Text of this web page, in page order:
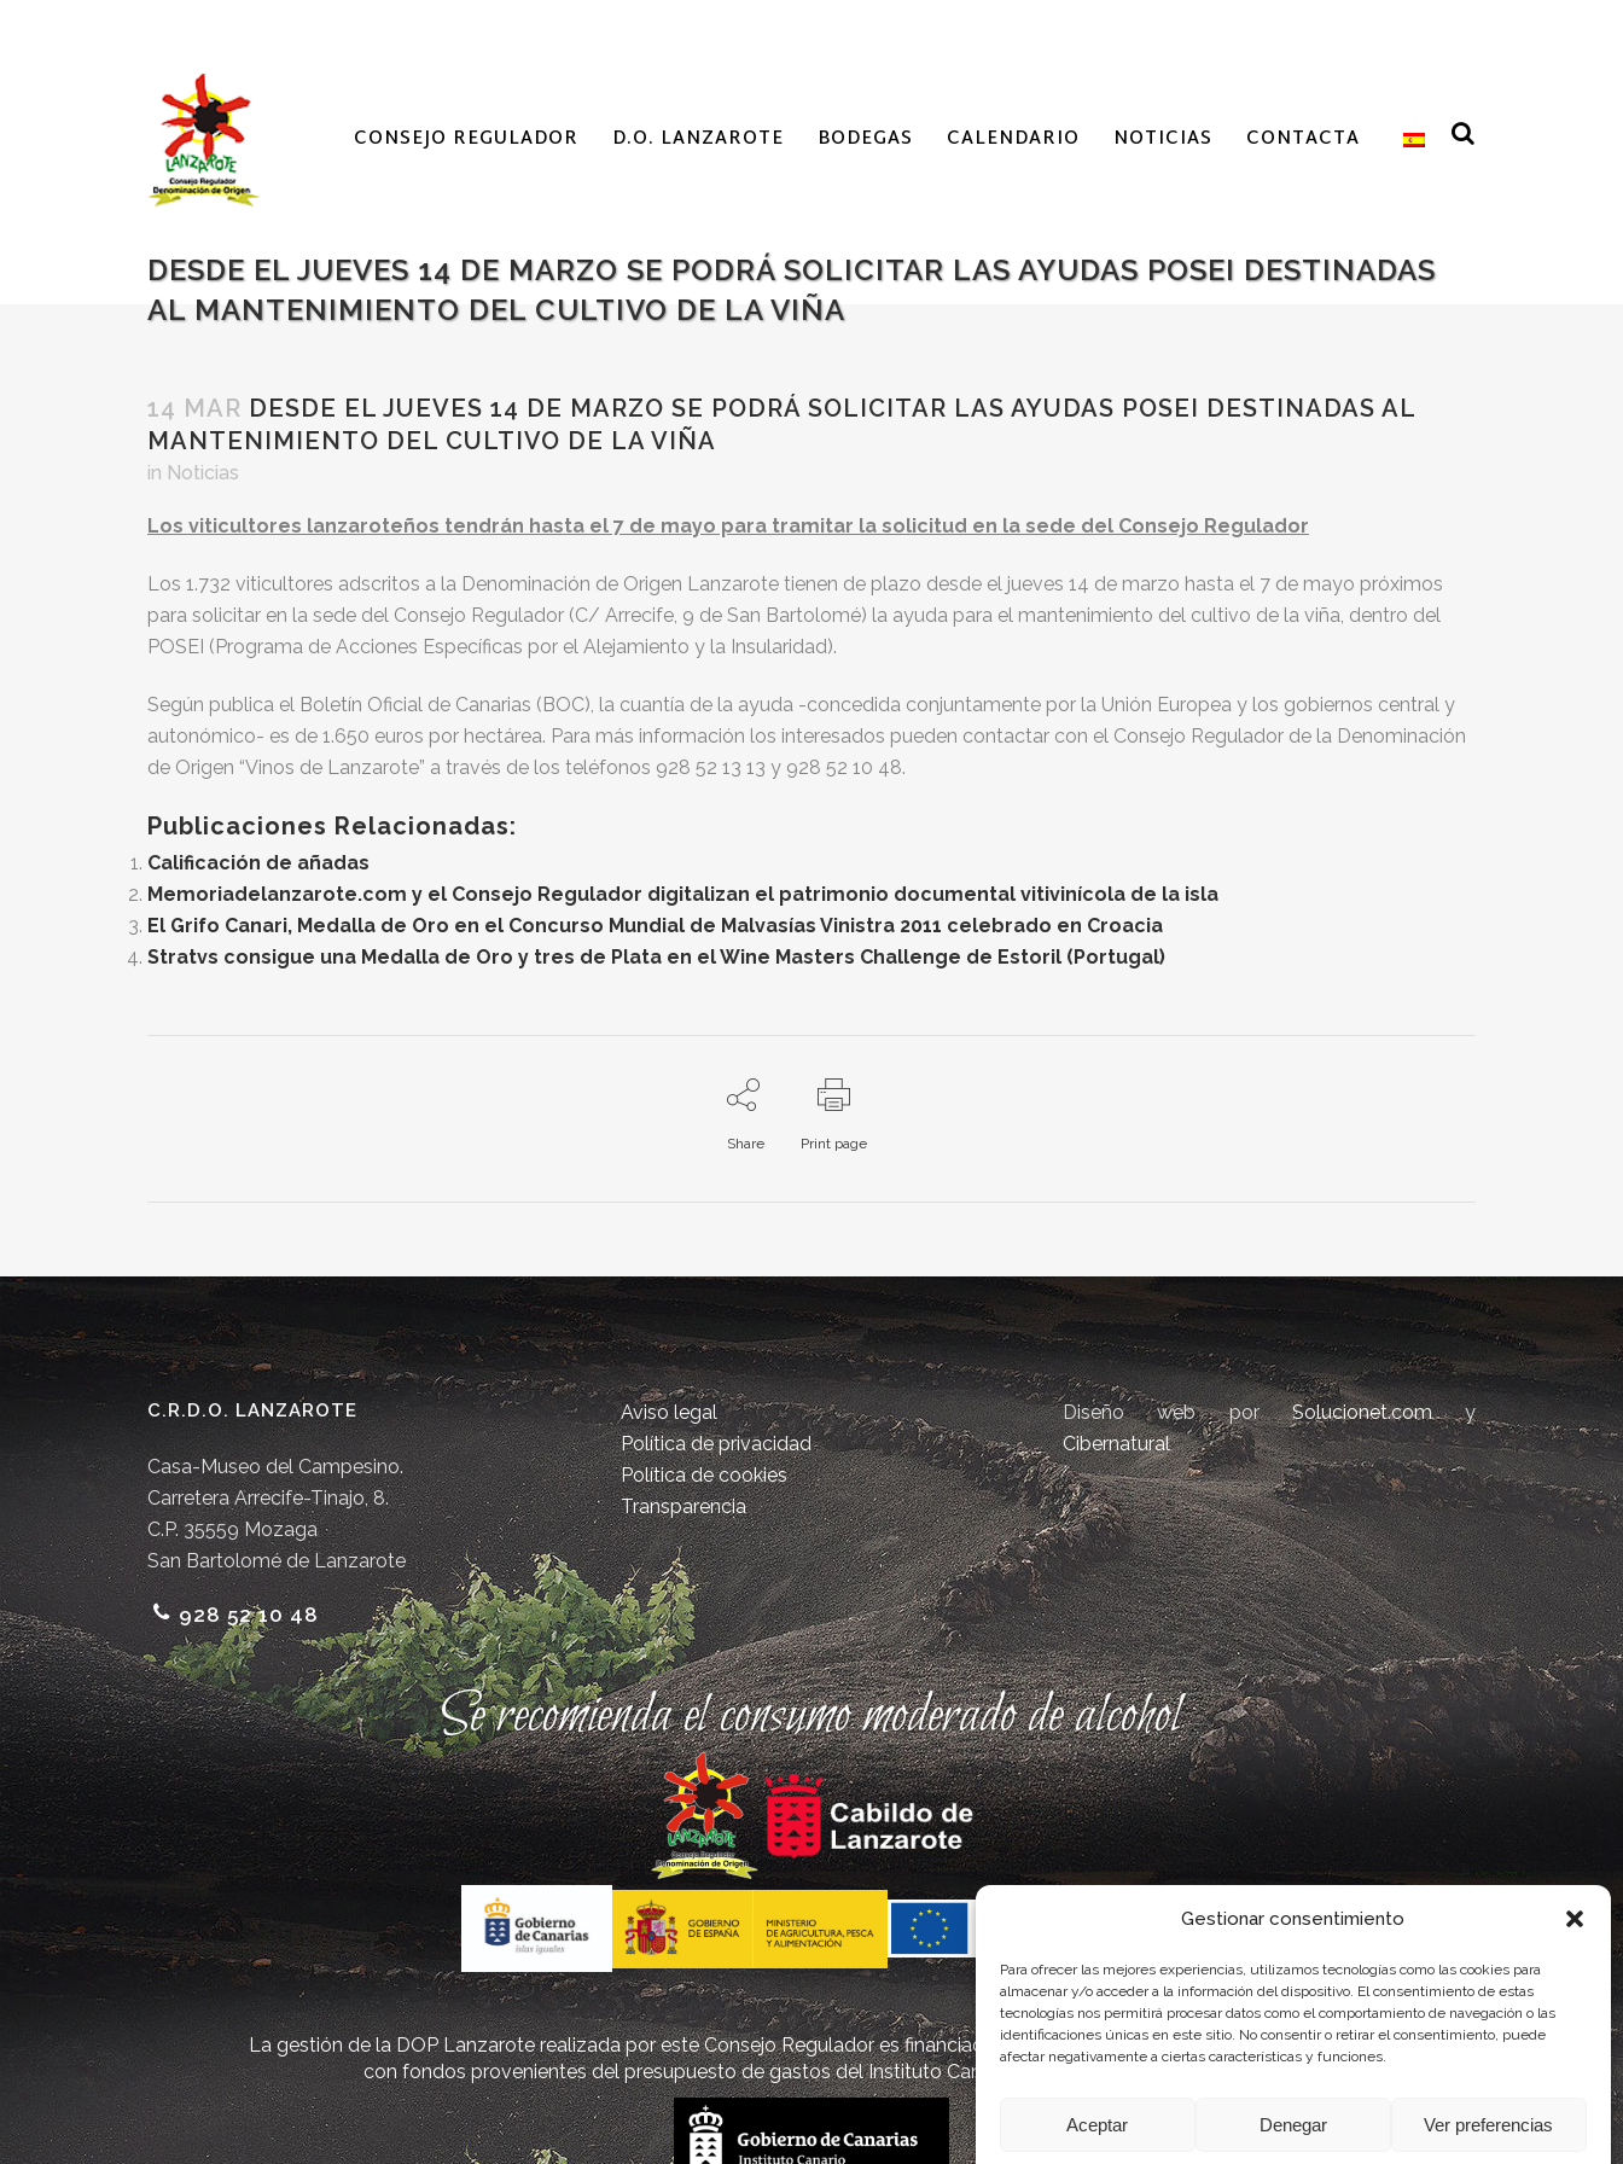
Gestionar consentimiento
Para ofrecer las mejores experiencias, utilizamos tecnologías como las cookies para
almacenar y/o acceder a la información del dispositivo. El consentimiento de estas
tecnologías nos permitirá procesar datos como el comportamiento de navegación o las
identificaciones únicas en este sitio. No consentir o retirar el consentimiento, puede
afectar negativamente a ciertas características y funciones.
Aceptar Denegar Ver preferencias
CONSEJO REGULADOR D.O. LANZAROTE BODEGAS CALENDARIO NOTICIAS CONTACTA
DESDE EL JUEVES 14 DE MARZO SE PODRÁ SOLICITAR LAS AYUDAS POSEI DESTINADAS
AL MANTENIMIENTO DEL CULTIVO DE LA VIÑA
14 MAR DESDE EL JUEVES 14 DE MARZO SE PODRÁ SOLICITAR LAS AYUDAS POSEI DESTINADAS AL
MANTENIMIENTO DEL CULTIVO DE LA VIÑA
in Noticias
Los viticultores lanzaroteños tendrán hasta el 7 de mayo para tramitar la solicitud en la sede del Consejo Regulador
Los 1.732 viticultores adscritos a la Denominación de Origen Lanzarote tienen de plazo desde el jueves 14 de marzo hasta el 7 de mayo próximos
para solicitar en la sede del Consejo Regulador (C/ Arrecife, 9 de San Bartolomé) la ayuda para el mantenimiento del cultivo de la viña, dentro del
POSEI (Programa de Acciones Específicas por el Alejamiento y la Insularidad).
Según publica el Boletín Oficial de Canarias (BOC), la cuantía de la ayuda -concedida conjuntamente por la Unión Europea y los gobiernos central y
autonómico- es de 1.650 euros por hectárea. Para más información los interesados pueden contactar con el Consejo Regulador de la Denominación
de Origen “Vinos de Lanzarote” a través de los teléfonos 928 52 13 13 y 928 52 10 48.
Publicaciones Relacionadas:
Calificación de añadas
Memoriadelanzarote.com y el Consejo Regulador digitalizan el patrimonio documental vitivinícola de la isla
El Grifo Canari, Medalla de Oro en el Concurso Mundial de Malvasías Vinistra 2011 celebrado en Croacia
Stratvs consigue una Medalla de Oro y tres de Plata en el Wine Masters Challenge de Estoril (Portugal)
Share Print page
C.R.D.O. LANZAROTE
Casa-Museo del Campesino.
Carretera Arrecife-Tinajo, 8.
C.P. 35559 Mozaga
San Bartolomé de Lanzarote
928 52 10 48
Aviso legal
Política de privacidad
Política de cookies
Transparencia
Diseño web porSolucionet.comy
Cibernatural
Se recomienda el consumo moderado de alcohol
La gestión de la DOP Lanzarote realizada por este Consejo Regulador es financiada, parcialmente, por el Gobierno de Canarias
con fondos provenientes del presupuesto de gastos del Instituto Canario de Calidad Agroalimentaria